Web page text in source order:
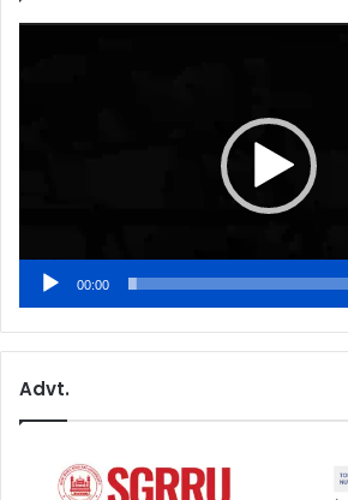
00:00
Advt.